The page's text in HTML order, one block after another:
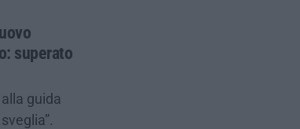
superato
guida